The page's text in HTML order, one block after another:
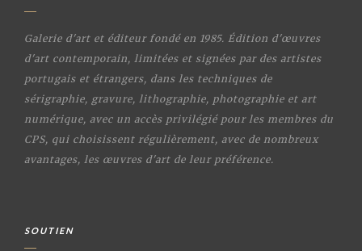
Galerie d'art et éditeur fondé en 1985. Édition d'œuvres
d'art contemporain, limitées et signées par des artistes
portugais et étrangers, dans les techniques de
sérigraphie, gravure, lithographie, photographie et art
numérique, avec un accès privilégié pour les membres du
CPS, qui choisissent régulièrement, avec de nombreux
avantages, les œuvres d'art de leur préférence.
SOUTIEN